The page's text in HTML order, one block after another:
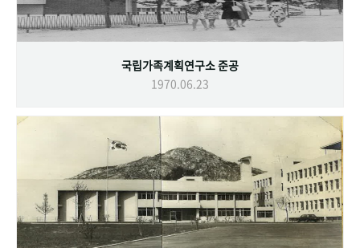
국립가족계획연구소 준공
1970.06.23